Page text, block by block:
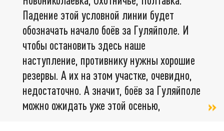
Падение этой условной линии будет
обозначать начало боёв за Гуляйполе. И
чтобы остановить здесь наше
наступление, противнику нужны хорошие
резервы. А их на этом участке, очевидно,
недостаточно. А значит, боёв за Гуляйполе
можно ожидать уже этой осенью,